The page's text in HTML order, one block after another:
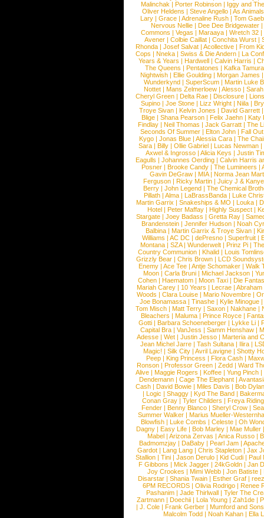
Malinchak |Porter Robinson | Iggy and
Oliver Heldens |Steve Angello |As Animals
Lary | Grace | Adrenaline Rush | Tom
Nervous Nellie | Dee Dee Bridgewater |
Commons |Vegas |Maraaya |Wretch 32 |
Avener | Colbie Caillat | Conchita Wurst |
Rhonda | Josef Salvat | Acollective | From
Cops | Nneka | Swiss & Die Andern | La
Years & Years |Hardwell |Calvin Harris |
The Queens | Pentatones | Kafka Tamura
Nightwish |Ellie Goulding |Morgan James
Wunderkynd | SuperScum | Martin Luke
Nottet |Mans Zelmerloew |Alesso |
Cheryl Green |Delta Rae |Disclosure |
Supino |Joe Stone |Lizz Wright |Niila |
Troye Sivan | Kelvin Jones | David Garrett
Blige | Shana Pearson | Felix Jaehn | Katy
Findlay |Neil Thomas |Jack Garratt |The
Seconds Of Summer |Elton John |Fall
Kygo |Jonas Blue |Alessia Cara |The
Sara |Billy |Ollie Gabriel |Lucas Newman |
Axwel & Ingrosso | Alicia Keys | Justin
Eagulls |Johannes Oerding |Calvin Harris
Posner |Brooke Candy |The Lumineers |
Gavin DeGraw | MIA| Norma Jean
Ferguson | Ricky Martin | Juicy J &
Berry | John Legend | The Chemical
Pillath |Alma |LaBrassBanda |Luke
Martin Garrix | Snakeships & MO | Louka |
Hotel | Peter Maffay | Highly Suspect |
Stargate |Joey Badass |Gretta Ray |
Brandenstein |Jennifer Hudson |Noah
Balbina | Martin Garrix & Troye Sivan |
Williams |AC DC |dePresno |Superfruit |
Montana |SZA|Wunderwelt |Prinz Pi |
Country Communion | Khalid | Louis
Grizzly Bear | Chris Brown | LCD
Enemy | Ace Tee | Antje Schomaker | Walk
Moon |Carla Bruni |Michael Jackson |
Cohen |Haematom |Moon Taxi |Die
Mariah Carey | 10 Years | Lecrae | Abraham
Woods |Clara Louise |Mario Novembre |
Joe Bonamassa | Tinashe | Kylie Minogue |
Tom Misch |Matt Terry |Saxon |Nakhane |
Bleachers | Maluma | Prince Royce |
Gotti |Barbara Schoeneberger |Lykke Li |
Capital Bra |VanJess |Samm Henshaw |
Adesse |Wet |Justin Jesso |Marteria and
Jean Michel Jarre |Tash Sultana | Ilira |
Magic! | Silk City | Avril Lavigne | Shotty
Peep |King Princess |Flora Cash |
Ronson |Professor Green |Zedd |Ward
Alive |Maggie Rogers |Koffee |Yung Pinch |
Dendemann |Cage The Elephant |
Cash | David Bowie | Miles Davis | Bob Dylan
|Logic |Shaggy |Kyd The Band |
Conan Gray |Tyler Childers |Freya
Fender |Benny Blanco |Sheryl Crow |
Summer Walker |Marius Mueller-
Blowfish | Luke Combs | Celeste | Oh
Dagny |Easy Life |Bob Marley |Mae Muller
Mabel |Arizona Zervas |Anica Russo |
Badmomzjay |DaBaby |Pearl Jam |
Gardot | Lang Lang | Chris Stapleton | Jax
Stallion |Tini |Jason Derulo |Kid Cudi |Paul
F Gibbons | Mick Jagger | 24kGoldn | Jan
Joy Crookes | Mimi Webb | Jon Batiste |
Disarstar | Shania Twain | Esther Graf |
6PM RECORDS | Olivia Rodrigo | Renee
Pashanim |Jade Thirlwall |Tyler The
Zartmann | Doechii | Lola Young | Zah1de |
| J. Cole | Frank Gerber | Mumford and Sons
Malcolm Todd | Noah Kahan | Ella